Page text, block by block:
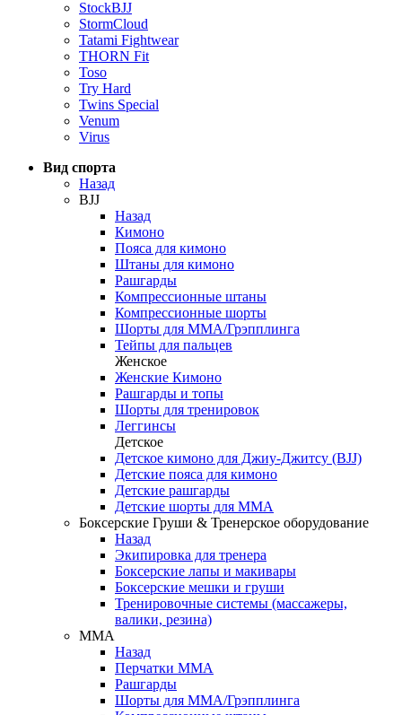
StockBJJ
StormCloud
Tatami Fightwear
THORN Fit
Toso
Try Hard
Twins Special
Venum
Virus
Вид спорта
Назад
BJJ
Назад
Кимоно
Пояса для кимоно
Штаны для кимоно
Рашгарды
Компрессионные штаны
Компрессионные шорты
Шорты для ММА/Грэпплинга
Тейпы для пальцев
Женское
Женские Кимоно
Рашгарды и топы
Шорты для тренировок
Леггинсы
Детское
Детское кимоно для Джиу-Джитсу (BJJ)
Детские пояса для кимоно
Детские рашгарды
Детские шорты для ММА
Боксерские Груши & Тренерское оборудование
Назад
Экипировка для тренера
Боксерские лапы и макивары
Боксерские мешки и груши
Тренировочные системы (массажеры,
валики, резина)
ММА
Назад
Перчатки ММА
Рашгарды
Шорты для ММА/Грэпплинга